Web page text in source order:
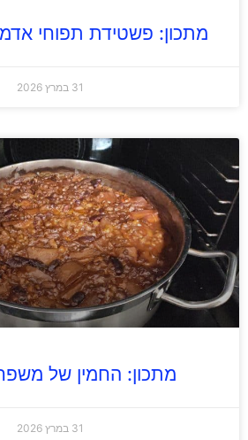
מתכון: פשטידת תפוחי
31 במרץ 2026
מתכון: החמין של
31 במרץ 2026